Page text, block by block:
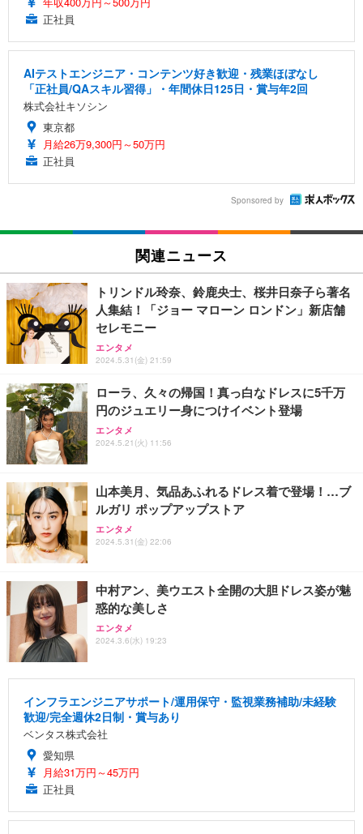
正社員
AIテストエンジニア・コンテンツ好き歓迎・残業ほぼなし
「正社員/QAスキル習得」・年間休日125日・賞与年2回
株式会社キソシン
東京都
月給26万9,300円～50万円
正社員
Sponsored by
関連ニュース
トリンドル玲奈、鈴鹿央士、桜井日奈子ら著名
人集結！「ジョー マローン ロンドン」新店舗
セレモニー
エンタメ
2024.5.31(金) 21:59
ローラ、久々の帰国！真っ白なドレスに5千万
円のジュエリー身につけイベント登場
エンタメ
2024.5.21(火) 11:56
山本美月、気品あふれるドレス着で登場！…ブ
ルガリ ポップアップストア
エンタメ
2024.5.31(金) 22:06
中村アン、美ウエスト全開の大胆ドレス姿が魅
惑的な美しさ
エンタメ
2024.3.6(水) 19:23
インフラエンジニアサポート/運用保守・監視業務補助/未経験
歓迎/完全週休2日制・賞与あり
ベンタス株式会社
愛知県
月給31万円～45万円
正社員